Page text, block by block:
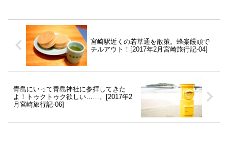
宮崎駅近くの若草通を散策。蜂楽饅頭で
チルアウト！[2017年2月宮崎旅行記-04]
青島にいって青島神社に参拝してきた
よ！トゥクトゥク欲しい……。[2017年2
月宮崎旅行記-06]